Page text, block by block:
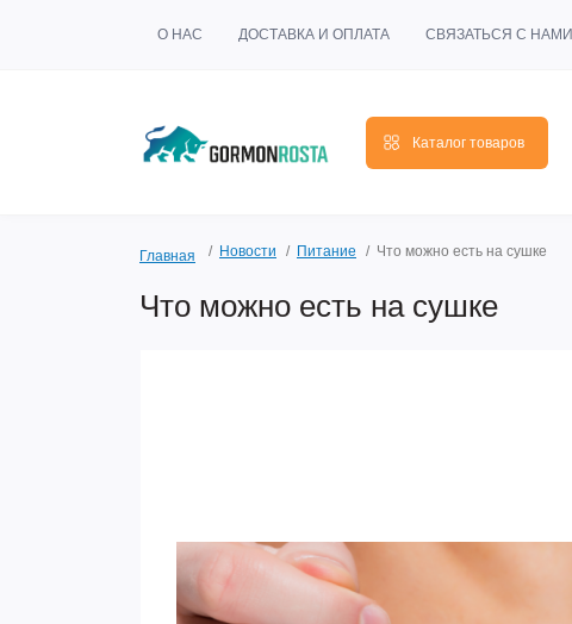
О НАС ДОСТАВКА И ОПЛАТА СВЯЗАТЬСЯ С НАМИ
Каталог товаров
Главная Новости Питание Что можно есть на сушке
Что можно есть на сушке